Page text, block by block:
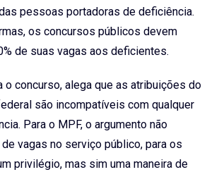
pessoas portadoras de deficiência.
os concursos públicos devem
de suas vagas aos deficientes.
o concurso, alega que as atribuições do
são incompatíveis com qualquer
Para o MPF, o argumento não
vagas no serviço público, para os
privilégio, mas sim uma maneira de